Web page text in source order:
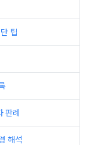
팁
판례
해석